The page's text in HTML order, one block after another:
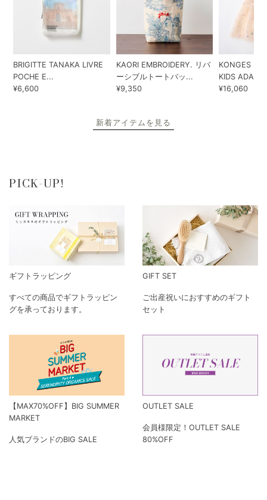
BRIGITTE TANAKA LIVRE
POCHE E...
¥6,600
KAORI EMBROIDERY. リバ
ーシブルトートバッ...
¥9,350
KONGES
KIDS ADA...
¥16,060
新着アイテムを見る
PICK-UP!
ギフトラッピング
すべての商品でギフトラッピン
グを承っております。
GIFT SET
ご出産祝いにおすすめのギフト
セット
【MAX70%OFF】BIG SUMMER
MARKET
人気ブランドのBIG SALE
OUTLET SALE
会員様限定！OUTLET SALE
80%OFF